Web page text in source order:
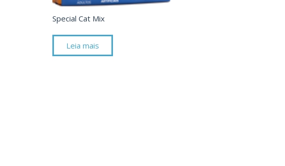
Special Cat Mix
Leia mais